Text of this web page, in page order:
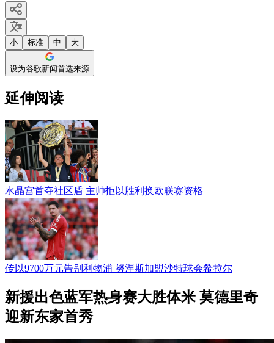
小 标准 中 大
设为谷歌新闻首选来源
延伸阅读
水晶宫首夺社区盾 主帅拒以胜利换欧联赛资格
传以9700万元告别利物浦 努涅斯加盟沙特球会希拉尔
新援出色蓝军热身赛大胜体米 莫德里奇
迎新东家首秀